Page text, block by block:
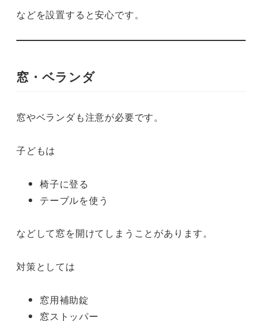
などを設置すると安心です。
窓・ベランダ
窓やベランダも注意が必要です。
子どもは
椅子に登る
テーブルを使う
などして窓を開けてしまうことがあります。
対策としては
窓用補助錠
窓ストッパー